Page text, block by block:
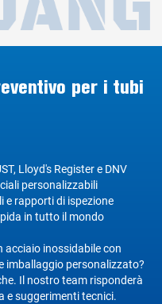
per i tubi
Lloyd's Register e DNV
personalizzabili
e rapporti di ispezione
in tutto il mondo
acciaio inossidabile con
imballaggio personalizzato?
Il nostro team risponderà
e suggerimenti tecnici.